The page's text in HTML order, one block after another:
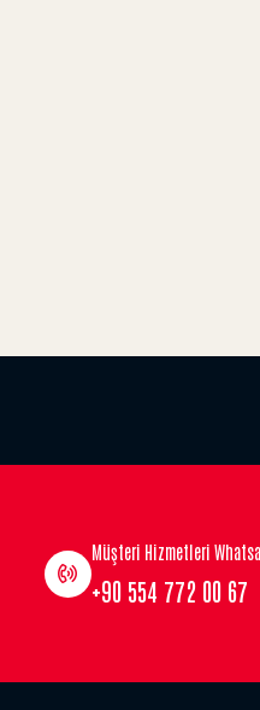
Müşteri Hizmetleri
+90 554 772 00 67